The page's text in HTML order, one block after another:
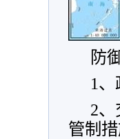
防
1
2
管制